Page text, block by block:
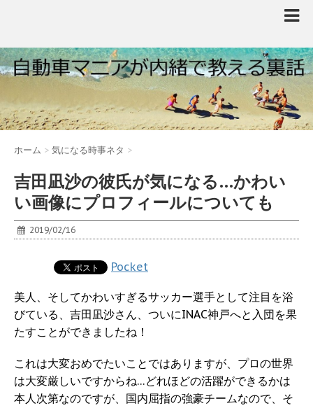
ホーム > 気になる時事ネタ >
吉田凪沙の彼氏が気になる…かわい
い画像にプロフィールについても
2019/02/16
Pocket
美人、そしてかわいすぎるサッカー選手として注目を浴
びている、吉田凪沙さん、ついにINAC神戸へと入団を果
たすことができましたね！
これは大変おめでたいことではありますが、プロの世界
は大変厳しいですからね…どれほどの活躍ができるかは
本人次第なのですが、国内屈指の強豪チームなので、そ